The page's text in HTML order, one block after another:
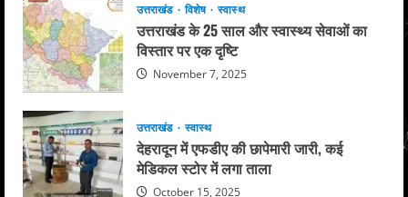
उत्तराखंड विशेष स्वास्थ
उत्तराखंड के 25 साल और स्वास्थ्य सेवाओं का
विस्तार पर एक दृष्टि
November 7, 2025
उत्तराखंड स्वास्थ
देहरादून में एफडीए की छापेमारी जारी, कई
मेडिकल स्टोर में लगा ताला
October 15, 2025